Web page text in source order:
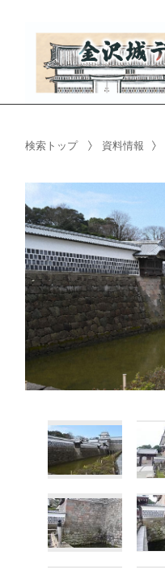
検索トップ 資料情報